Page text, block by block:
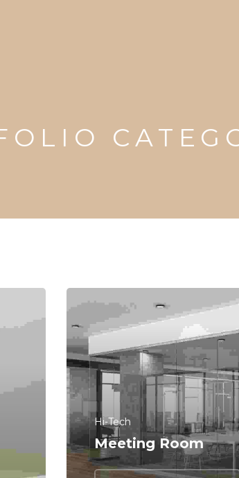
Hi-Tech
Meeting Room